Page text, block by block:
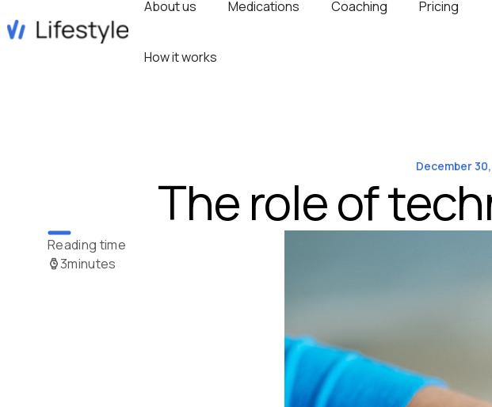
About us Medications Coaching Pricing
How it works
December
The role of
Reading time
3minutes